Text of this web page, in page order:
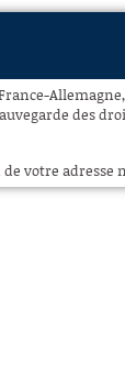
des
votre adresse